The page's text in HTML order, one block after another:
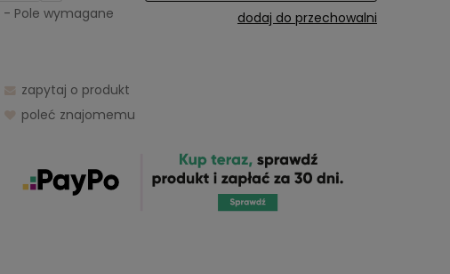
dodaj do przechowalni
- Pole wymagane
zapytaj o produkt
poleć znajomemu